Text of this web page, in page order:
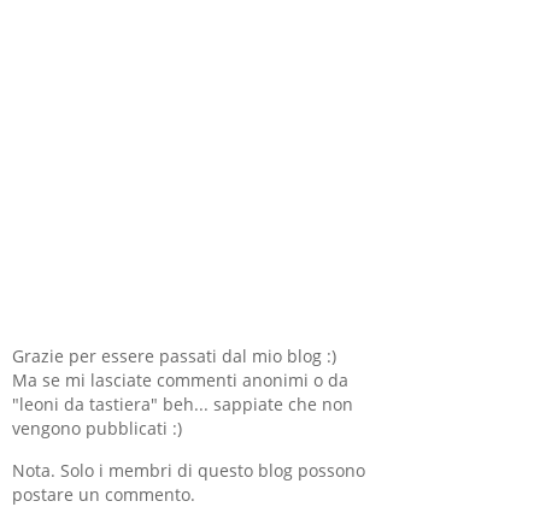
Grazie per essere passati dal mio blog :)
Ma se mi lasciate commenti anonimi o da
"leoni da tastiera" beh... sappiate che non
vengono pubblicati :)
Nota. Solo i membri di questo blog possono
postare un commento.